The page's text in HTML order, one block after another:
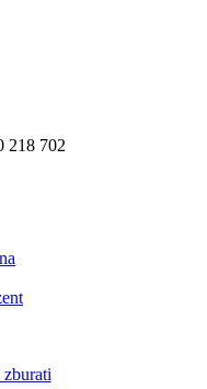
218 702
zburati